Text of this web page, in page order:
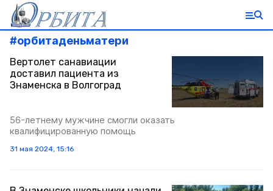
#орбитаденьматери
Вертолет санавиации
доставил пациента из
Знаменска в Волгоград
56-летнему мужчине смогли оказать
квалифицированную помощь
31 мая 2024, 15:16